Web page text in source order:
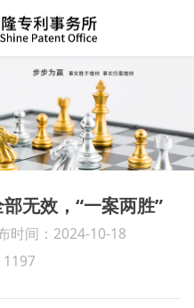
无效，“一案两胜”
时间：2024-10-18